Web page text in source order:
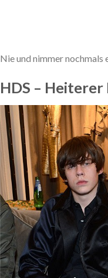
Nie und nimmer nochmals
HDS –